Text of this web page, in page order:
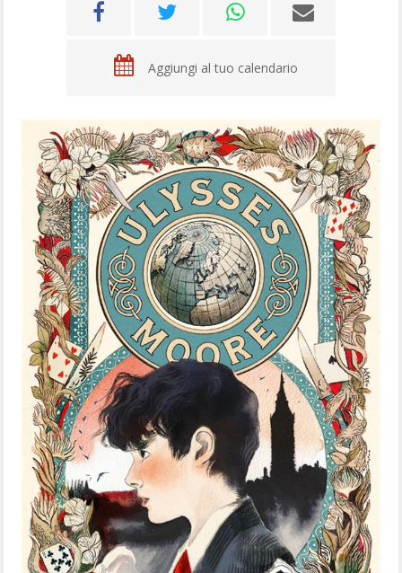
Aggiungi al tuo calendario